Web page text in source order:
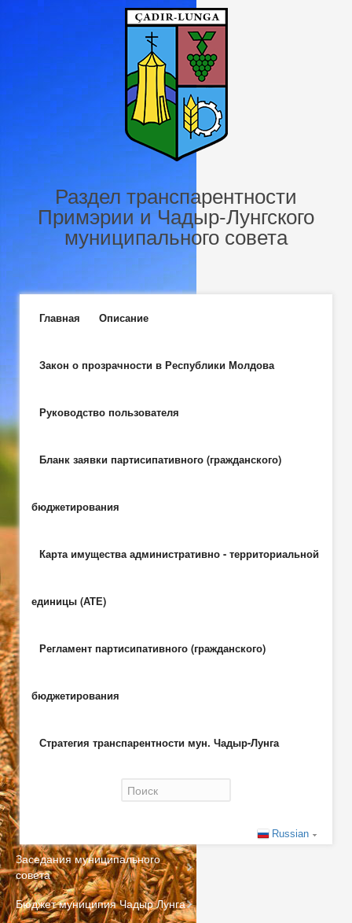
Перейти к основному содержанию
Раздел транспарентности
Примэрии и Чадыр-Лунгского
муниципального совета
Главное меню
Главная Описание
Закон о прозрачности в Республики Молдова
Руководство пользователя
Бланк заявки партисипативного (гражданского)
бюджетирования
Карта имущества административно - территориальной
единицы (АТЕ)
Регламент партисипативного (гражданского)
бюджетирования
Стратегия транспарентности мун. Чадыр-Лунга
Russian
Заседания муниципального
совета
Бюджет муниципия Чадыр Лунга